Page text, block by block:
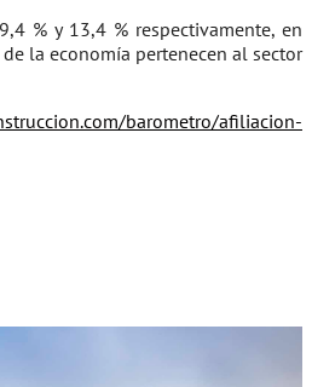
% y 13,4 % respectivamente, en
la economía pertenecen al sector
barometro/afiliacion-